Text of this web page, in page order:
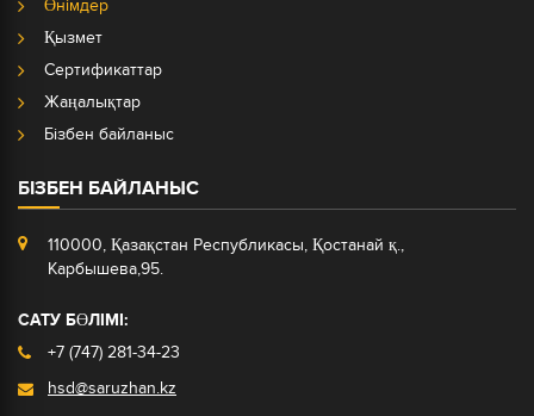
Өнімдер
Қызмет
Сертификаттар
Жаңалықтар
Бізбен байланыс
БІЗБЕН БАЙЛАНЫС
110000, Қазақстан Республикасы, Қостанай қ.,
Карбышева,95.
САТУ БӨЛІМІ:
+7 (747) 281-34-23
hsd@saruzhan.kz